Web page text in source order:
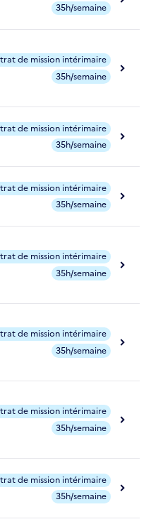
35h/semaine
de mission intérimaire
35h/semaine
de mission intérimaire
35h/semaine
de mission intérimaire
35h/semaine
de mission intérimaire
35h/semaine
de mission intérimaire
35h/semaine
de mission intérimaire
35h/semaine
de mission intérimaire
35h/semaine